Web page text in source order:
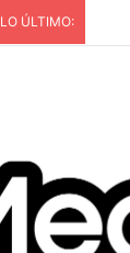
LO ÚLTIMO: